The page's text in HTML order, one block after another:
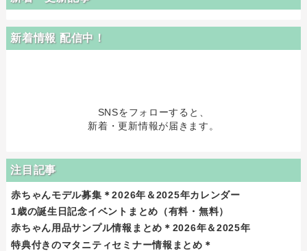
新着情報 配信中！
SNSをフォローすると、
新着・更新情報が届きます。
注目記事
赤ちゃんモデル募集＊2026年＆2025年カレンダー
1歳の誕生日記念イベントまとめ（有料・無料）
赤ちゃん用品サンプル情報まとめ＊2026年＆2025年
特典付きのマタニティセミナー情報まとめ＊